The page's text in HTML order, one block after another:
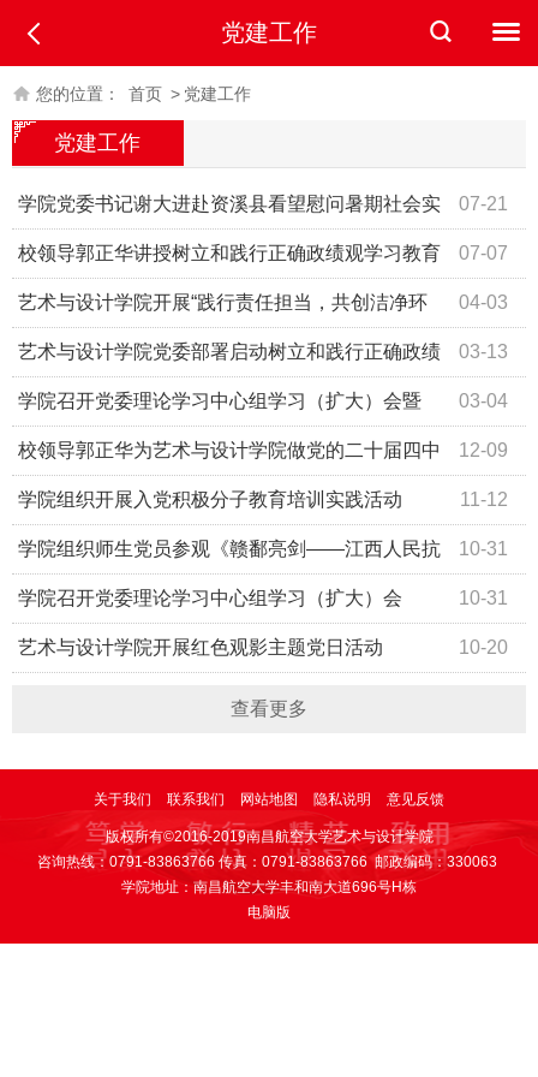
党建工作
您的位置： 首页 > 党建工作
党建工作
07-21
学院党委书记谢大进赴资溪县看望慰问暑期社会实
践队 07-07
校领导郭正华讲授树立和践行正确政绩观学习教育
专题党课 04-03
艺术与设计学院开展“践行责任担当，共创洁净环
境”志愿清扫服务活动 03-13
艺术与设计学院党委部署启动树立和践行正确政绩
观学习教育 03-04
学院召开党委理论学习中心组学习（扩大）会暨
2025年度民主生活会会前学习研讨会 12-09
校领导郭正华为艺术与设计学院做党的二十届四中
全会精神宣讲 11-12
学院组织开展入党积极分子教育培训实践活动
10-31
学院组织师生党员参观《赣鄱亮剑——江西人民抗
战史迹展》 10-31
学院召开党委理论学习中心组学习（扩大）会
10-20
艺术与设计学院开展红色观影主题党日活动
查看更多
关于我们 联系我们 网站地图 隐私说明 意见反馈
版权所有©2016-2019南昌航空大学艺术与设计学院
咨询热线：0791-83863766 传真：0791-83863766 邮政编码：330063
学院地址：南昌航空大学丰和南大道696号H栋
电脑版